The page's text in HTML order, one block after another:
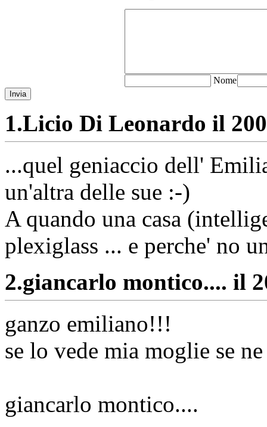
Nome
Invia
1.Licio Di Leonardo il
...quel geniaccio dell'
un'altra delle sue :-)
A quando una casa
plexiglass ... e perche' no
2.giancarlo montico.... il
ganzo emiliano!!!
se lo vede mia moglie se
giancarlo montico....